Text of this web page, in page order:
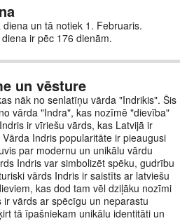
un tā notiek 1. Februaris.
ir pēc 176 dienām.
un vēsture
nāk no senlatīņu vārda "Indrikis". Šis
vārda "Indra", kas nozīmē "dievība"
ir vīriešu vārds, kas Latvijā ir
Indris popularitāte ir pieaugusi
par modernu un unikālu vārdu
Indris var simbolizēt spēku, gudrību
vārds Indris ir saistīts ar latviešu
kas dod tam vēl dziļāku nozīmi
vārds ar spēcīgu un neparastu
tā īpašniekam unikālu identitāti un